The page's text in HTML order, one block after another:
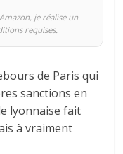
je réalise un
requises.
de Paris qui
sanctions en
lyonnaise fait
à vraiment